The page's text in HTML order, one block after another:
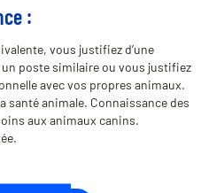
:
vous justifiez d’une
poste similaire ou vous justifiez
avec vos propres animaux.
santé animale. Connaissance des
aux animaux canins.